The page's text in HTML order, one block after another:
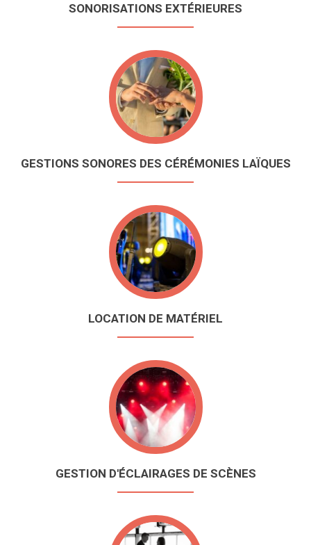
SONORISATIONS EXTÉRIEURES
GESTIONS SONORES DES CÉRÉMONIES LAÏQUES
LOCATION DE MATÉRIEL
GESTION D'ÉCLAIRAGES DE SCÈNES